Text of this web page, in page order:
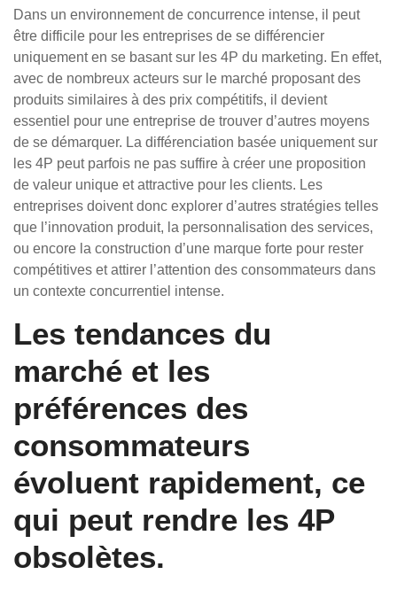
Dans un environnement de concurrence intense, il peut
être difficile pour les entreprises de se différencier
uniquement en se basant sur les 4P du marketing. En effet,
avec de nombreux acteurs sur le marché proposant des
produits similaires à des prix compétitifs, il devient
essentiel pour une entreprise de trouver d’autres moyens
de se démarquer. La différenciation basée uniquement sur
les 4P peut parfois ne pas suffire à créer une proposition
de valeur unique et attractive pour les clients. Les
entreprises doivent donc explorer d’autres stratégies telles
que l’innovation produit, la personnalisation des services,
ou encore la construction d’une marque forte pour rester
compétitives et attirer l’attention des consommateurs dans
un contexte concurrentiel intense.
Les tendances du
marché et les
préférences des
consommateurs
évoluent rapidement, ce
qui peut rendre les 4P
obsolètes.